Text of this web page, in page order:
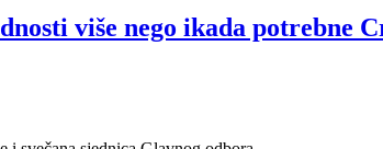
više nego ikada potrebne